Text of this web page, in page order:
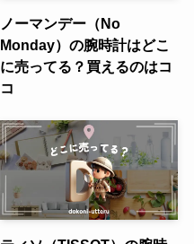
ノーマンデー（No
Monday）の腕時計はどこ
に売ってる？買えるのはコ
コ